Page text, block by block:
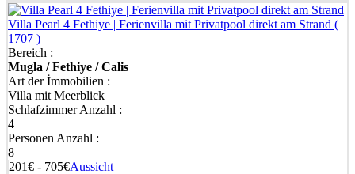
Villa Pearl 4 Fethiye | Ferienvilla mit Privatpool direkt am Strand (
1707 )
Bereich :
Mugla / Fethiye / Calis
Art der İmmobilien :
Villa mit Meerblick
Schlafzimmer Anzahl :
4
Personen Anzahl :
8
201€ - 705€Aussicht